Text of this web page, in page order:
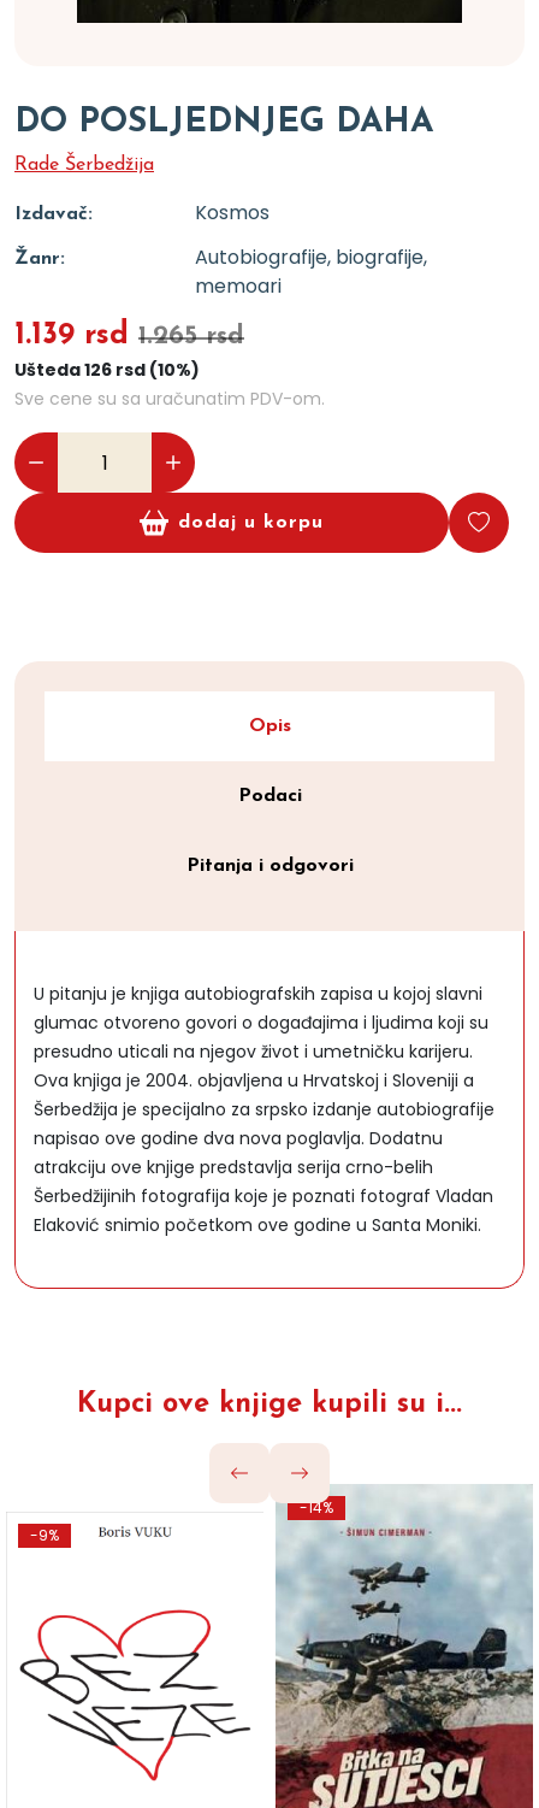
DO POSLJEDNJEG DAHA
Rade Šerbedžija
Izdavač: Kosmos
Žanr:
Autobiografije, biografije,
memoari
1.139 rsd 1.265 rsd
Ušteda 126 rsd (10%)
Sve cene su sa uračunatim PDV-om.
dodaj u korpu
Opis
Podaci
Pitanja i odgovori
U pitanju je knjiga autobiografskih zapisa u kojoj slavni
glumac otvoreno govori o događajima i ljudima koji su
presudno uticali na njegov život i umetničku karijeru.
Ova knjiga je 2004. objavljena u Hrvatskoj i Sloveniji a
Šerbedžija je specijalno za srpsko izdanje autobiografije
napisao ove godine dva nova poglavlja. Dodatnu
atrakciju ove knjige predstavlja serija crno-belih
Šerbedžijinih fotografija koje je poznati fotograf Vladan
Elaković snimio početkom ove godine u Santa Moniki.
Kupci ove knjige kupili su i...
-9%
-14%